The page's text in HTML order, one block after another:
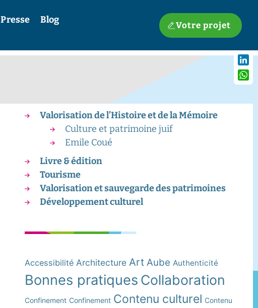
Presse Blog
Votre projet
Valorisation de l’Histoire et de la Mémoire
Culture et patrimoine juif
Emile Coué
Livre & édition
Tourisme
Valorisation et sauvegarde des patrimoines
Développement culturel
Accessibilité Architecture Art Aube Authenticité
Bonnes pratiques Collaboration
Confinement Confinement Contenu culturel Contenu